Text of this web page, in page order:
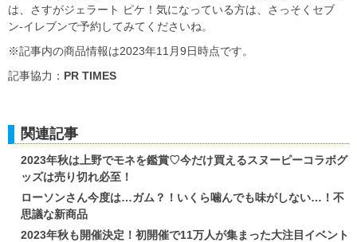
は、さすがジェラート ピケ！気になっている方は、さっそくセブ
ン‐イレブンで予約してみてくださいね。
※記事内の商品情報は2023年11月9日時点です。
記事協力： PR TIMES
関連記事
2023年秋は上野でモネを鑑賞♡今だけ買えるスヌーピーコラボグ
ッズは売り切れ必至！
ローソンさん今度は…ガム？！いくら噛んでも味がしない…！不
思議な新商品
2023年秋も開催決定！初開催で11万人が集まった大注目イベント